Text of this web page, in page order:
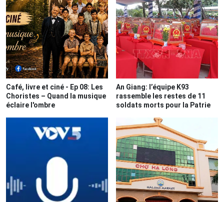
Café, livre et ciné - Ep 08: Les
Choristes – Quand la musique
éclaire l'ombre
An Giang: l’équipe K93
rassemble les restes de 11
soldats morts pour la Patrie